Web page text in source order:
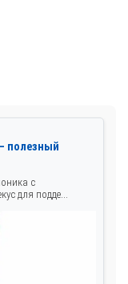
полезный
с
для подде...